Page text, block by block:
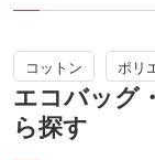
るのでオリジナルバッグ
コットン ポリ
エコバッグ
ら探す